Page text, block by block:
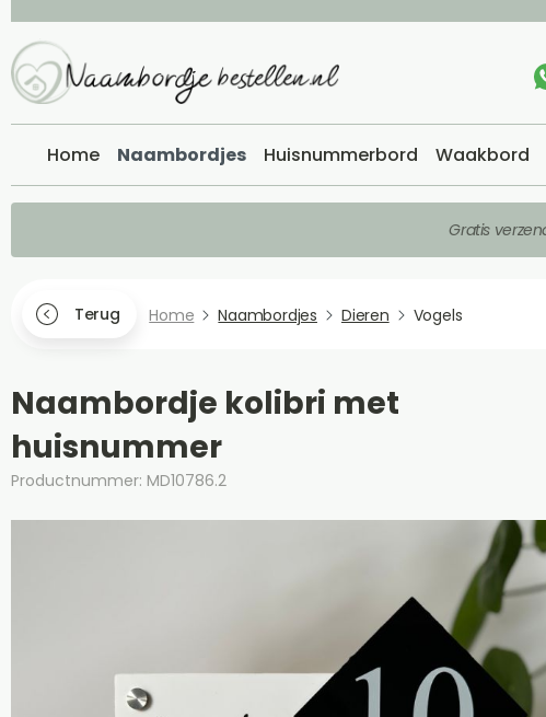
Home Naambordjes Huisnummerbord Waakbord
Gratis
Terug Home Naambordjes Dieren Vogels
Naambordje kolibri met
huisnummer
Productnummer: MD10786.2